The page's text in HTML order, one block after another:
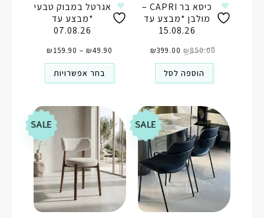
אגרטל במבוק טבעי
*מבצע עד
07.08.26
₪49.90
–
₪159.90 מחירים:
עד
בחר אפשרויות
כיסא בר CAPRI –
מולבן *מבצע עד
15.08.26
₪850.00 המקורי
היה:
₪850.00.
₪399.00 הנוכחי
הוא:
הוספה לסל
SALE SALE